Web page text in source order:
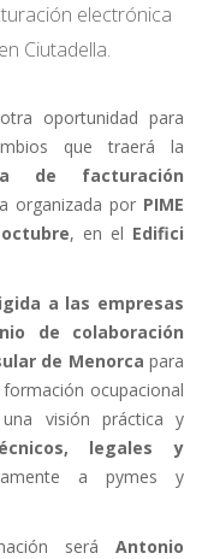
electrónica
Ciutadella.
oportunidad para
que traerá la
de facturación
organizada por PIME
, en el Edifici
a las empresas
de colaboración
de Menorca para
ocupacional
visión práctica y
legales y
a pymes y
será Antonio